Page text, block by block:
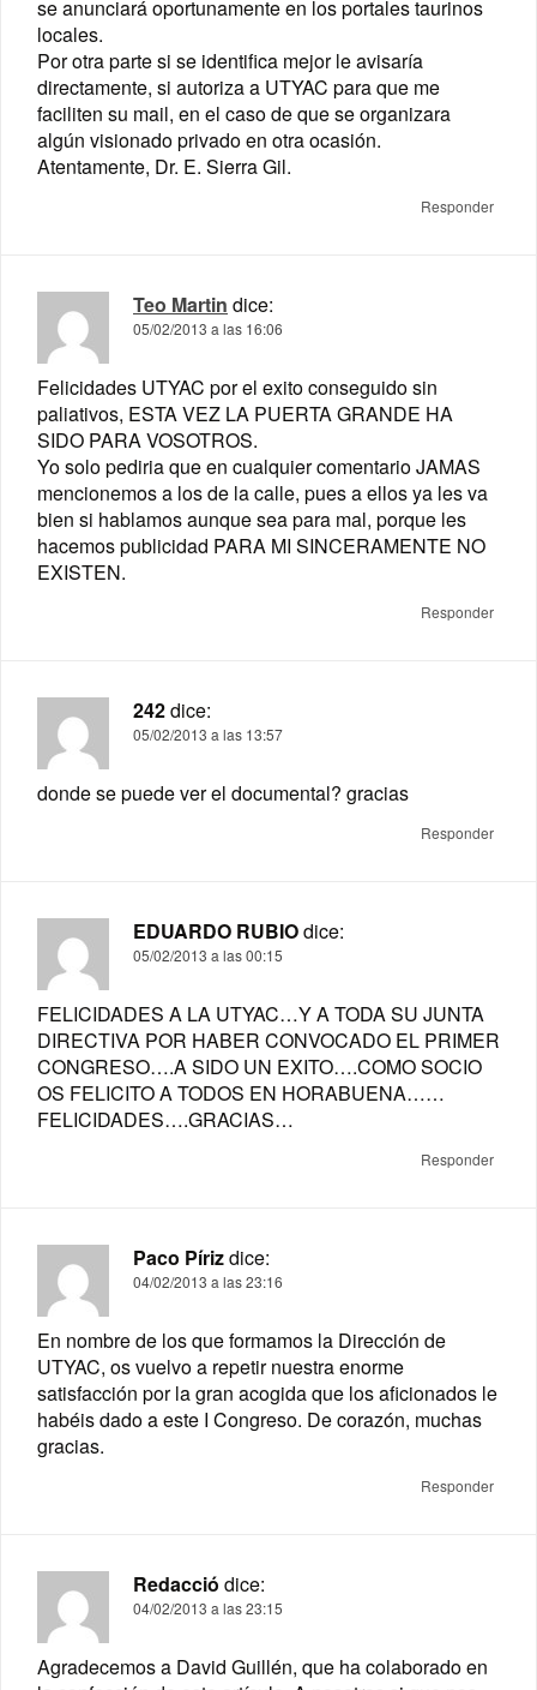
se anunciará oportunamente en los portales taurinos
locales.
Por otra parte si se identifica mejor le avisaría
directamente, si autoriza a UTYAC para que me
faciliten su mail, en el caso de que se organizara
algún visionado privado en otra ocasión.
Atentamente, Dr. E. Sierra Gil.
Responder
Teo Martin dice:
05/02/2013 a las 16:06
Felicidades UTYAC por el exito conseguido sin
paliativos, ESTA VEZ LA PUERTA GRANDE HA
SIDO PARA VOSOTROS.
Yo solo pediria que en cualquier comentario JAMAS
mencionemos a los de la calle, pues a ellos ya les va
bien si hablamos aunque sea para mal, porque les
hacemos publicidad PARA MI SINCERAMENTE NO
EXISTEN.
Responder
242dice:
05/02/2013 a las 13:57
donde se puede ver el documental? gracias
Responder
EDUARDO RUBIOdice:
05/02/2013 a las 00:15
FELICIDADES A LA UTYAC…Y A TODA SU JUNTA
DIRECTIVA POR HABER CONVOCADO EL PRIMER
CONGRESO….A SIDO UN EXITO….COMO SOCIO
OS FELICITO A TODOS EN HORABUENA……
FELICIDADES….GRACIAS…
Responder
Paco Pírizdice:
04/02/2013 a las 23:16
En nombre de los que formamos la Dirección de
UTYAC, os vuelvo a repetir nuestra enorme
satisfacción por la gran acogida que los aficionados le
habéis dado a este I Congreso. De corazón, muchas
gracias.
Responder
Redacció dice:
04/02/2013 a las 23:15
Agradecemos a David Guillén, que ha colaborado en